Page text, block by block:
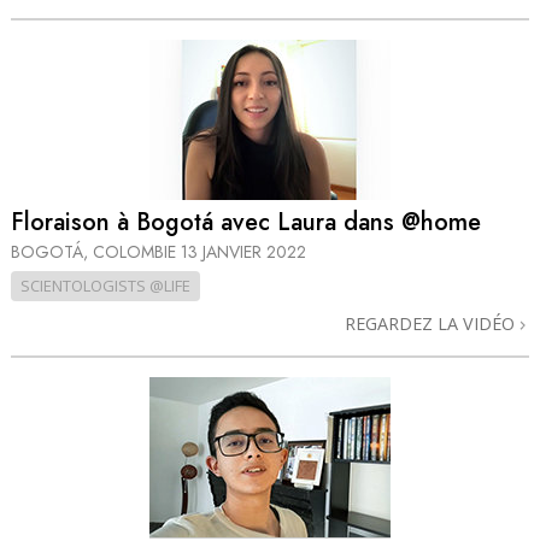
Floraison à Bogotá avec Laura dans @home
BOGOTÁ, COLOMBIE 13 JANVIER 2022
SCIENTOLOGISTS @LIFE
REGARDEZ LA VIDÉO